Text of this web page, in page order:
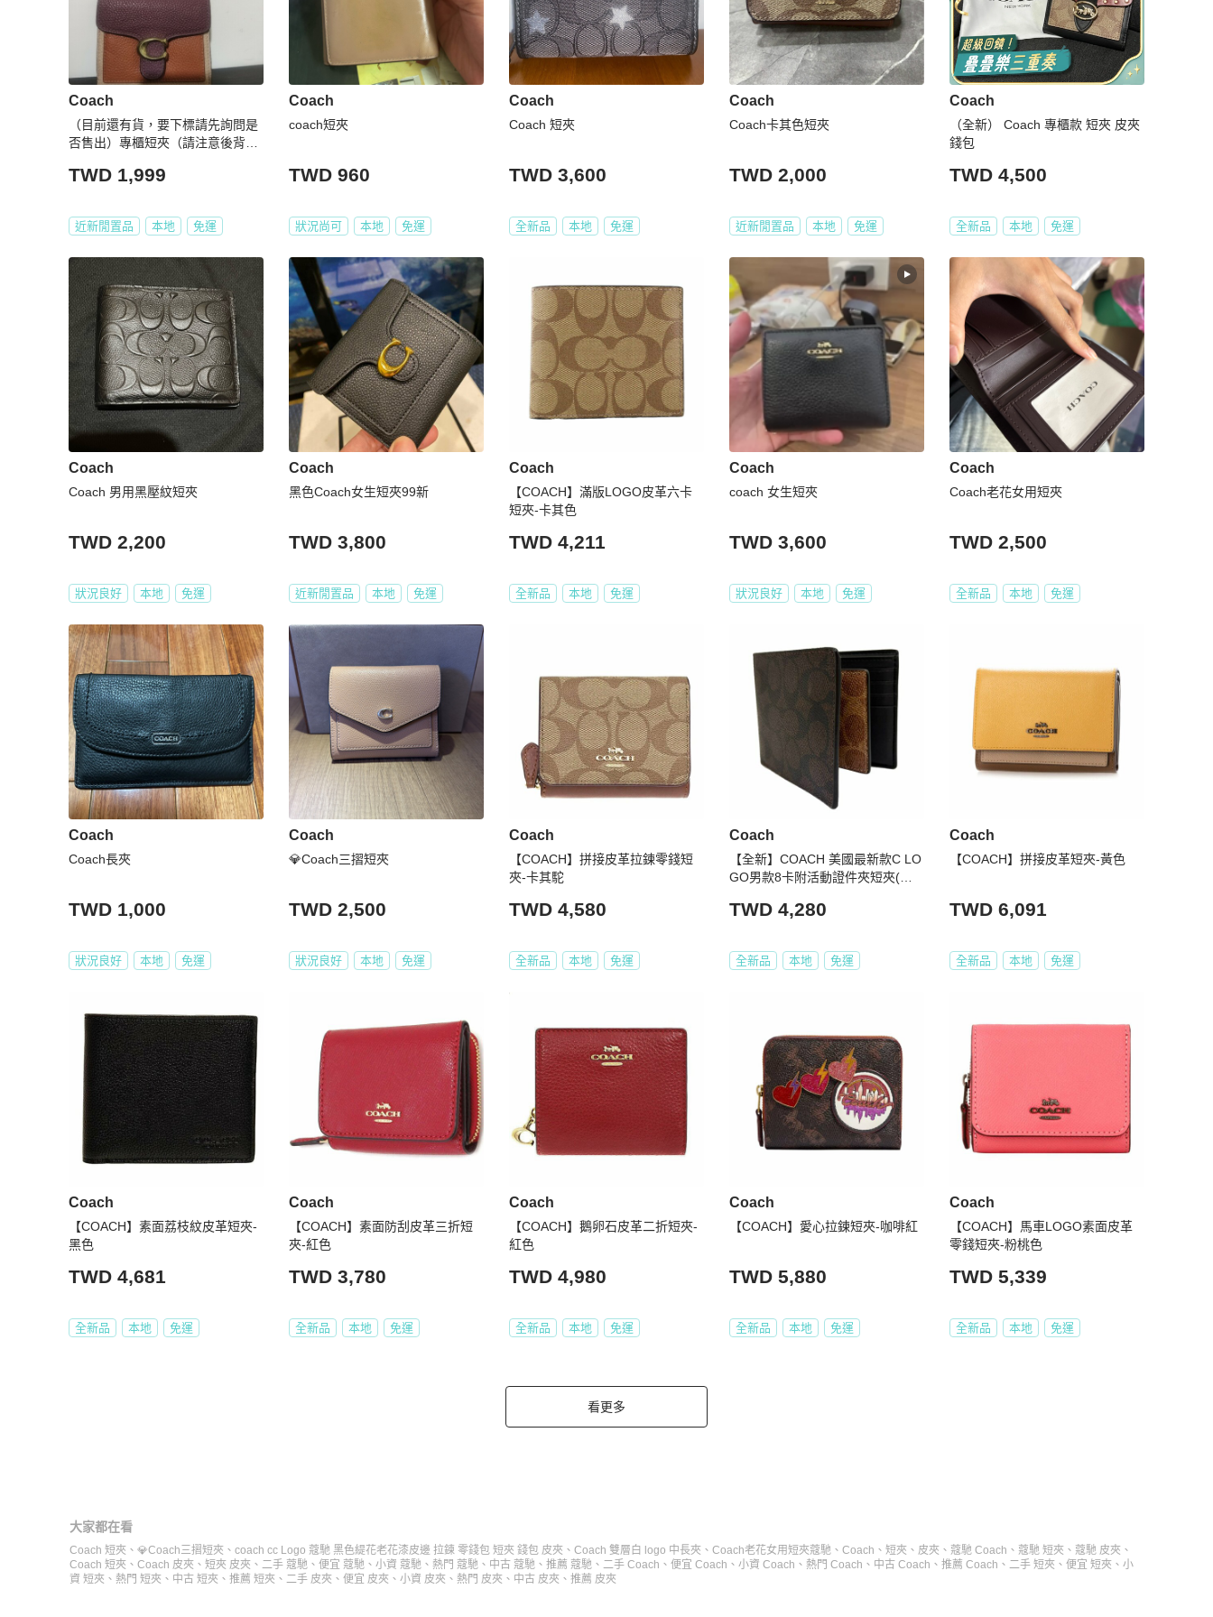
Coach
（目前還有貨，要下標請先詢問是
否售出）專櫃短夾（請注意後背部
TWD 1,999
近新閒置品 本地 免運
Coach
coach短夾
TWD 960
狀況尚可 本地 免運
Coach
Coach 短夾
TWD 3,600
全新品 本地 免運
Coach
Coach卡其色短夾
TWD 2,000
近新閒置品 本地 免運
Coach
（全新） Coach 專櫃款 短夾 皮夾
錢包
TWD 4,500
全新品 本地 免運
Coach
Coach 男用黑壓紋短夾
TWD 2,200
狀況良好 本地 免運
Coach
黑色Coach女生短夾99新
TWD 3,800
近新閒置品 本地 免運
Coach
【COACH】滿版LOGO皮革六卡
短夾-卡其色
TWD 4,211
全新品 本地 免運
Coach
coach 女生短夾
TWD 3,600
狀況良好 本地 免運
Coach
Coach老花女用短夾
TWD 2,500
全新品 本地 免運
Coach
Coach長夾
TWD 1,000
狀況良好 本地 免運
Coach
💎Coach三摺短夾
TWD 2,500
狀況良好 本地 免運
Coach
【COACH】拼接皮革拉鍊零錢短
夾-卡其駝
TWD 4,580
全新品 本地 免運
Coach
【全新】COACH 美國最新款C LO
GO男款8卡附活動證件夾短夾(深
TWD 4,280
全新品 本地 免運
Coach
【COACH】拼接皮革短夾-黃色
TWD 6,091
全新品 本地 免運
Coach
【COACH】素面荔枝紋皮革短夾-
黑色
TWD 4,681
全新品 本地 免運
Coach
【COACH】素面防刮皮革三折短
夾-紅色
TWD 3,780
全新品 本地 免運
Coach
【COACH】鵝卵石皮革二折短夾-
紅色
TWD 4,980
全新品 本地 免運
Coach
【COACH】愛心拉鍊短夾-咖啡紅
TWD 5,880
全新品 本地 免運
Coach
【COACH】馬車LOGO素面皮革
零錢短夾-粉桃色
TWD 5,339
全新品 本地 免運
看更多
大家都在看
Coach 短夾 、 💎Coach三摺短夾 、 coach cc Logo 蔻馳 黑色緹花老花漆皮邊 拉鍊 零錢包 短夾 錢包 皮夾 、 Coach 雙層白 logo 中長夾 、 Coach老花女用短夾蔻馳 、 Coach 、 短夾 、 皮夾 、 蔻馳 Coach 、 蔻馳 短夾 、 蔻馳 皮夾 、
Coach 短夾 、 Coach 皮夾 、 短夾 皮夾 、 二手 蔻馳 、 便宜 蔻馳 、 小資 蔻馳 、 熱門 蔻馳 、 中古 蔻馳 、 推薦 蔻馳 、 二手 Coach 、 便宜 Coach 、 小資 Coach 、 熱門 Coach 、 中古 Coach 、 推薦 Coach 、 二手 短夾 、 便宜 短夾 、 小
資 短夾 、 熱門 短夾 、 中古 短夾 、 推薦 短夾 、 二手 皮夾 、 便宜 皮夾 、 小資 皮夾 、 熱門 皮夾 、 中古 皮夾 、 推薦 皮夾